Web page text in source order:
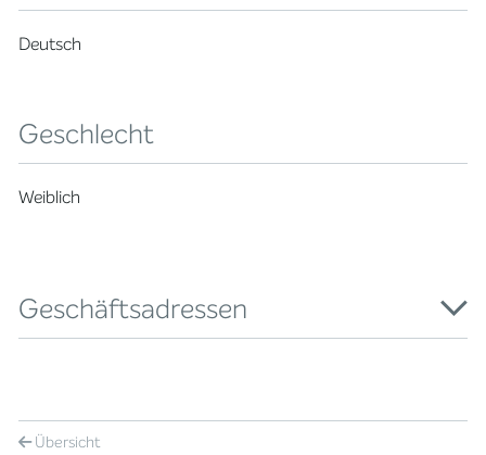
Deutsch
Geschlecht
Weiblich
Geschäftsadressen
Übersicht